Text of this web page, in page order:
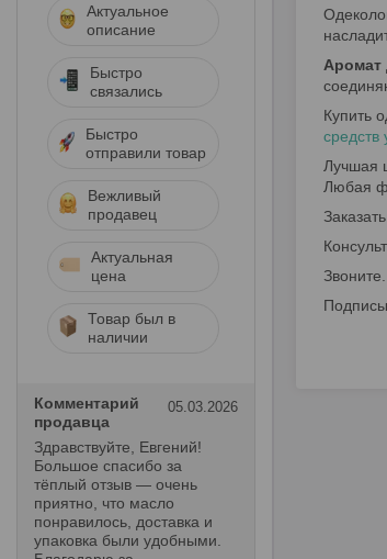
Аромат
Купить
средств
Лучшая
Любая
Звоните.
Актуальное
описание
Быстро
связались
Быстро
отправили товар
Вежливый
продавец
Актуальная
цена
Товар был в
наличии
Комментарий
продавца
05.03.2026
Здравствуйте, Евгений!
Большое спасибо за
тёплый отзыв — очень
приятно, что масло
понравилось, доставка и
упаковка были удобными.